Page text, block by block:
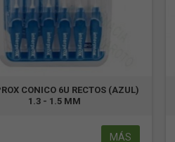
CONICO 6U RECTOS (AZUL)
1.3 - 1.5 MM
MÁS